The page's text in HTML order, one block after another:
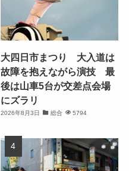
大四日市まつり 大入道は
故障を抱えながら演技 最
後は山車5台が交差点会場
にズラリ
2026年8月3日 総合 5794